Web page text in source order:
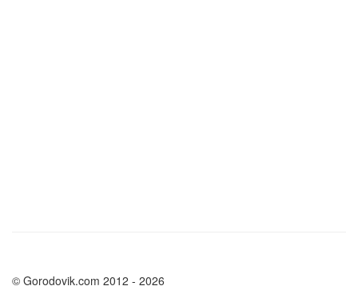
© Gorodovik.com 2012 - 2026